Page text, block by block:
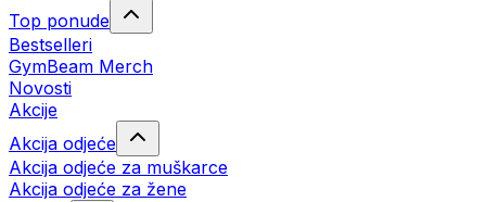
Top ponude
Bestselleri
GymBeam Merch
Novosti
Akcije
Akcija odjeće
Akcija odjeće za muškarce
Akcija odjeće za žene